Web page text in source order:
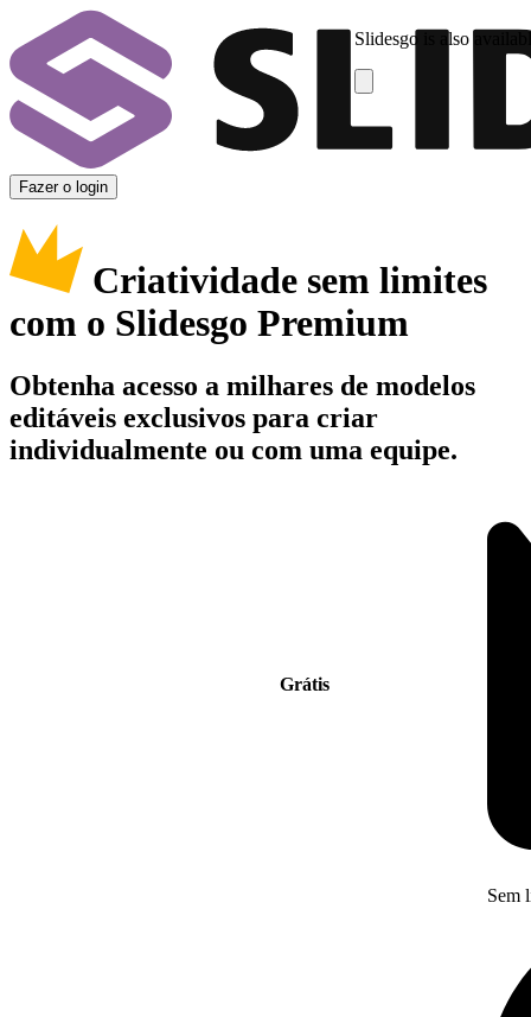
Slidesgo is also
Fazer o login
Criatividade sem limites
com o Slidesgo Premium
Obtenha acesso a milhares de modelos
editáveis exclusivos para criar
individualmente ou com uma equipe.
Grátis
Sem